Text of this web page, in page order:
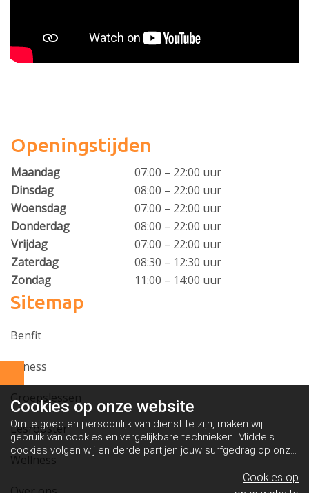
Openingstijden
Maandag
07:00 – 22:00 uur
Dinsdag
08:00 – 22:00 uur
Woensdag
07:00 – 22:00 uur
Donderdag
08:00 – 22:00 uur
Vrijdag
07:00 – 22:00 uur
Zaterdag
08:30 – 12:30 uur
Zondag
11:00 – 14:00 uur
Sitemap
Benfit
Fitness
Groepslessen
Lesrooster
Wellness
Cookies op onze website
Om je goed en persoonlijk van dienst te zijn, maken wij
gebruik van cookies en vergelijkbare technieken. Middels
cookies volgen wij en derde partijen jouw surfgedrag op onze
website. Hiermee tonen wij gepersonaliseerde advertenties
en dit maakt het voor jou mogelijk om informatie te delen via
social media.
Cookies op